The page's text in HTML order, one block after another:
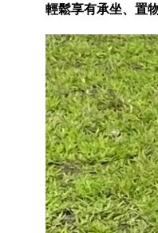
輕鬆享有承坐、置